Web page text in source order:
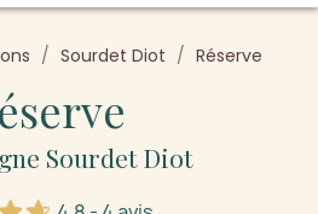
Sourdet Diot Réserve
Sourdet Diot